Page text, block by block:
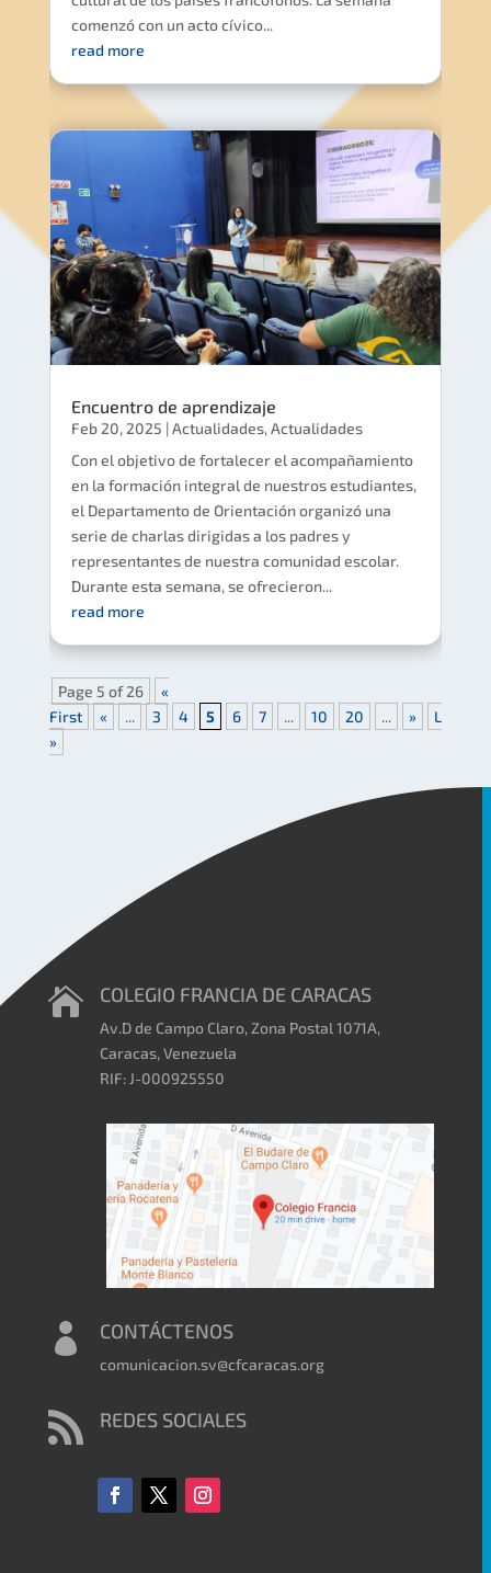
comenzó con un acto cívico...
read more
Encuentro de aprendizaje
Feb 20, 2025 |Actualidades,Actualidades
Con el objetivo de fortalecer el acompañamiento
en la formación integral de nuestros estudiantes,
el Departamento de Orientación organizó una
serie de charlas dirigidas a los padres y
representantes de nuestra comunidad escolar.
Durante esta semana, se ofrecieron...
read more
Page 5 of 26
«
First
« ... 3 4 5 6 7 ... 10 20 ... »
Last
»
 COLEGIO FRANCIA DE CARACAS
Av.D de Campo Claro, Zona Postal 1071A,
Caracas, Venezuela
RIF: J-000925550
 CONTÁCTENOS
comunicacion.sv@cfcaracas.org
 REDES SOCIALES